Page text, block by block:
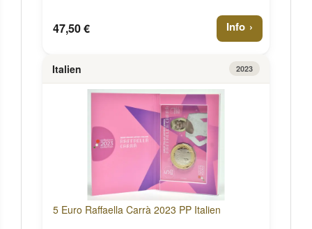
47,50 € Info
Italien 2023
5 Euro Raffaella Carrà 2023 PP Italien